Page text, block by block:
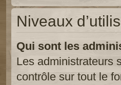
Niveaux
Qui sont les
Les administrateurs
contrôle sur tout le